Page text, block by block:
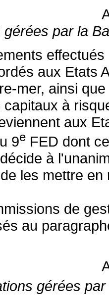
gérées par la
effectués
aux Etats
mer, ainsi
à
aux
9e FED dont
à
les mettre
de
au
gérées